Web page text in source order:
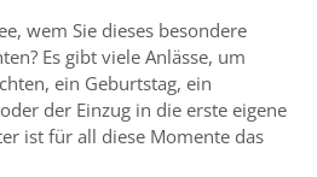
wem Sie dieses besondere
Es gibt viele Anlässe, um
ein Geburtstag, ein
der Einzug in die erste eigene
ist für all diese Momente das